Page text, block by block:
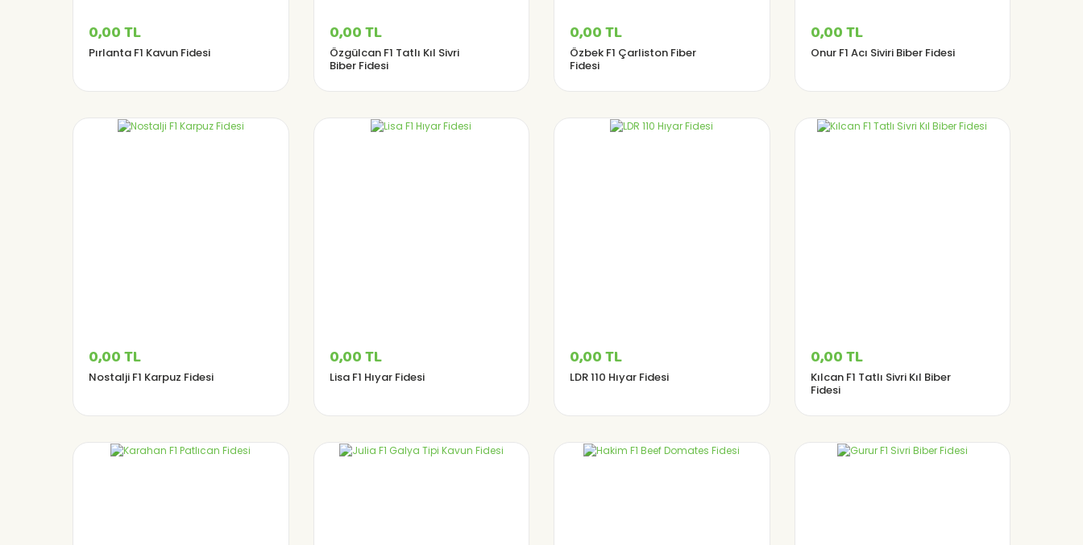
0,00 TL
Pırlanta F1 Kavun Fidesi
0,00 TL
Özgülcan F1 Tatlı Kıl Sivri
Biber Fidesi
0,00 TL
Özbek F1 Çarliston Fiber
Fidesi
0,00 TL
Onur F1 Acı Siviri Biber Fidesi
0,00 TL
Nostalji F1 Karpuz Fidesi
0,00 TL
Lisa F1 Hıyar Fidesi
0,00 TL
LDR 110 Hıyar Fidesi
0,00 TL
Kılcan F1 Tatlı Sivri Kıl Biber
Fidesi